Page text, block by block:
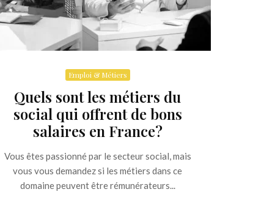
Emploi & Métiers
Quels sont les métiers du
social qui offrent de bons
salaires en France?
Vous êtes passionné par le secteur social, mais
vous vous demandez si les métiers dans ce
domaine peuvent être rémunérateurs...